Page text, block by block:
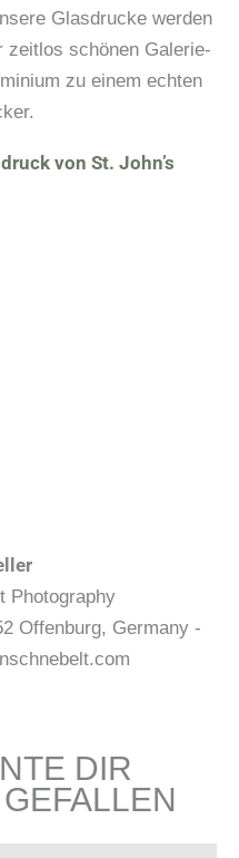
Glasdrucke werden
zeitlos schönen Galerie-
zu einem echten
von St. John’s
Photography
Offenburg, Germany -
DIR